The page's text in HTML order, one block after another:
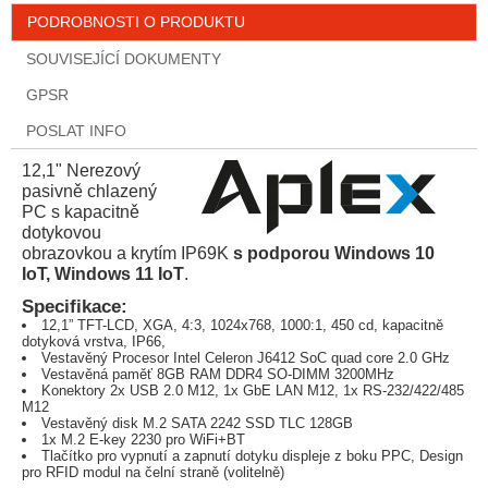
PODROBNOSTI O PRODUKTU
SOUVISEJÍCÍ DOKUMENTY
GPSR
POSLAT INFO
12,1" Nerezový
pasivně chlazený
PC s kapacitně
dotykovou
obrazovkou a krytím IP69K s podporou Windows 10
IoT, Windows 11 IoT.
Specifikace:
12,1” TFT-LCD, XGA, 4:3, 1024x768, 1000:1, 450 cd, kapacitně
dotyková vrstva, IP66,
Vestavěný Procesor Intel Celeron J6412 SoC quad core 2.0 GHz
Vestavěná paměť 8GB RAM DDR4 SO-DIMM 3200MHz
Konektory 2x USB 2.0 M12, 1x GbE LAN M12, 1x RS-232/422/485
M12
Vestavěný disk M.2 SATA 2242 SSD TLC 128GB
1x M.2 E-key 2230 pro WiFi+BT
Tlačítko pro vypnutí a zapnutí dotyku displeje z boku PPC, Design
pro RFID modul na čelní straně (volitelně)